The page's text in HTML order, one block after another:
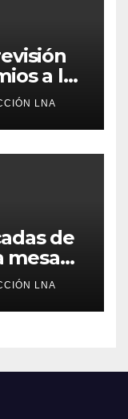
a la
LNA
de
mesa
delLNA